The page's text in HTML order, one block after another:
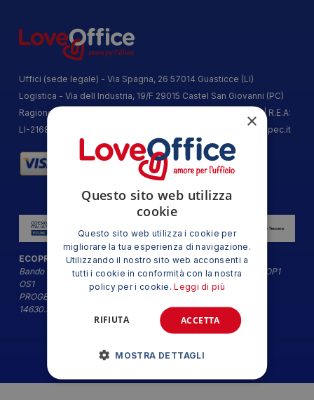
Uffici (sede legale) - Via Spagna, 26 57014 Guasticce (LI)
Logistica - Via dell Industria, 19/F 29015 Castel San Giovanni (PC)
Ragione Sociale: ECOPRINT SRL | P.IVA | C.F. 01962160493 | R.E.A:
LI-216853 | Capitale Sociale: 10.000 € | PEC:
ecoprint@arubapec.it
ECOPRINT SRL
Bando Impresa Digitale ex Azione 1.1.3 PR Toscana Fesr 21-27 OP1
OS1
PROGETTO ECOPRINT GO - CUP CUPST:
14630.30062023.037031820_1618
×
Questo sito web utilizza
cookie
Questo sito web utilizza i cookie per
migliorare la tua esperienza di navigazione.
Utilizzando il nostro sito web acconsenti a
tutti i cookie in conformità con la nostra
policy per i cookie.Leggi di più
ACCETTA
RIFIUTA
MOSTRA DETTAGLI